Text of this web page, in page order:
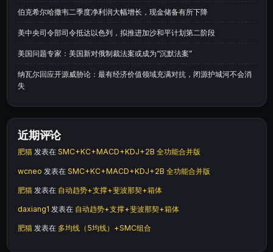
伯克希尔哈撒韦二季度净利润大幅增长，现金储备有所下降
美中央司令部司令抵达以色列，拟推进加沙和平计划第二阶段
美国问题专家：美国新对俄制裁法案或成为“沉默法案”
纳瓦尔回应开源威胁论：最有经济价值领域充满对抗，闭源护城河不会消
失
近期评论
肥猫 发表在 SMC+KC+MACD+KDJ+2B 全功能合并版
wcneo 发表在 SMC+KC+MACD+KDJ+2B 全功能合并版
肥猫 发表在 自动趋势+支撑+斐波那契+箱体
daxiang1 发表在 自动趋势+支撑+斐波那契+箱体
肥猫 发表在 多均线（5均线）+SMC组合